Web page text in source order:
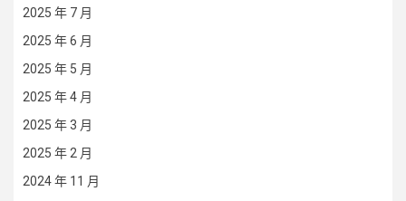
2025 年 7 月
2025 年 6 月
2025 年 5 月
2025 年 4 月
2025 年 3 月
2025 年 2 月
2024 年 11 月